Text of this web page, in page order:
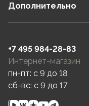
Дополнительно
+7 495 984-28-83
Интернет-магазин
пн-пт: c 9 до 18
сб-вс: c 9 до 17